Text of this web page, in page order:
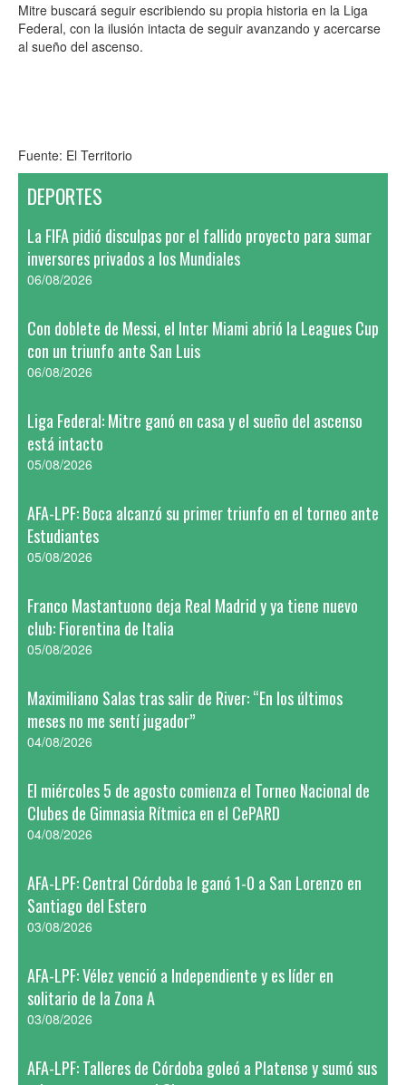
Mitre buscará seguir escribiendo su propia historia en la Liga
Federal, con la ilusión intacta de seguir avanzando y acercarse
al sueño del ascenso.
Fuente: El Territorio
DEPORTES
La FIFA pidió disculpas por el fallido proyecto para sumar
inversores privados a los Mundiales
06/08/2026
Con doblete de Messi, el Inter Miami abrió la Leagues Cup
con un triunfo ante San Luis
06/08/2026
Liga Federal: Mitre ganó en casa y el sueño del ascenso
está intacto
05/08/2026
AFA-LPF: Boca alcanzó su primer triunfo en el torneo ante
Estudiantes
05/08/2026
Franco Mastantuono deja Real Madrid y ya tiene nuevo
club: Fiorentina de Italia
05/08/2026
Maximiliano Salas tras salir de River: “En los últimos
meses no me sentí jugador”
04/08/2026
El miércoles 5 de agosto comienza el Torneo Nacional de
Clubes de Gimnasia Rítmica en el CePARD
04/08/2026
AFA-LPF: Central Córdoba le ganó 1-0 a San Lorenzo en
Santiago del Estero
03/08/2026
AFA-LPF: Vélez venció a Independiente y es líder en
solitario de la Zona A
03/08/2026
AFA-LPF: Talleres de Córdoba goleó a Platense y sumó sus